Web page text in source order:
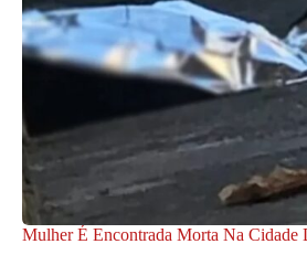
Mulher É Encontrada Morta Na Cidade